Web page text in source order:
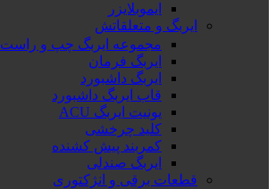
ایموبلایزر
ایربگ و متعلقاتش
مجموعه ایربگ چپ و راست
ایربگ فرمان
ایربگ داشبورد
قاب ایربگ داشبورد
یونیت ایربگ ACU
کلید چرخشی
کمربند پیش کشنده
ایربگ صندلی
قطعات برقی و انژکتوری